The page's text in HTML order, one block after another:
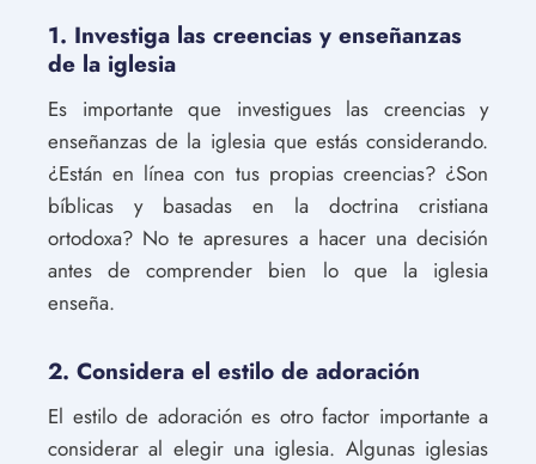
1. Investiga las creencias y enseñanzas
de la iglesia
Es importante que investigues las creencias y
enseñanzas de la iglesia que estás considerando.
¿Están en línea con tus propias creencias? ¿Son
bíblicas y basadas en la doctrina cristiana
ortodoxa? No te apresures a hacer una decisión
antes de comprender bien lo que la iglesia
enseña.
2. Considera el estilo de adoración
El estilo de adoración es otro factor importante a
considerar al elegir una iglesia. Algunas iglesias